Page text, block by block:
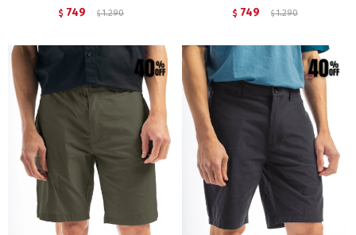
$ 749 $ 1.290 $ 749 $ 1.290